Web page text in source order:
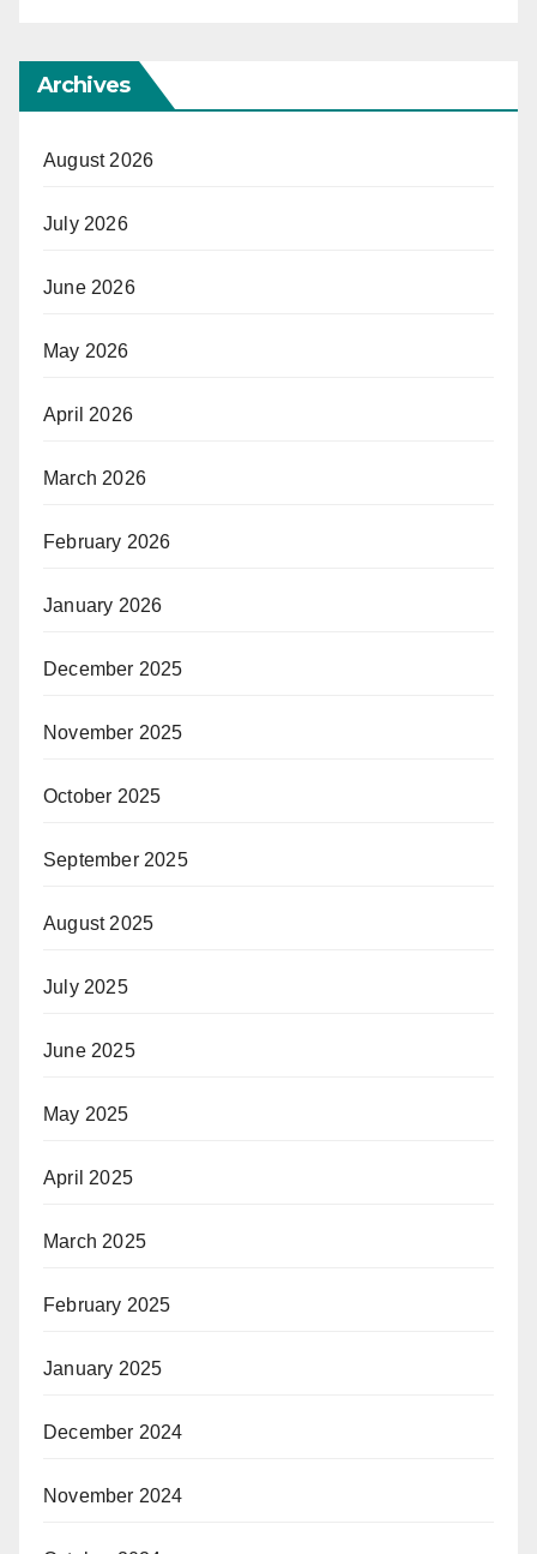
Archives
August 2026
July 2026
June 2026
May 2026
April 2026
March 2026
February 2026
January 2026
December 2025
November 2025
October 2025
September 2025
August 2025
July 2025
June 2025
May 2025
April 2025
March 2025
February 2025
January 2025
December 2024
November 2024